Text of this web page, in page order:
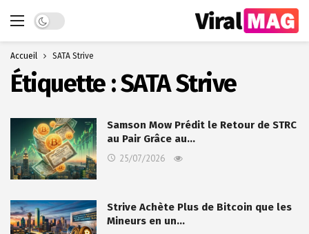
Dark mode
Accueil SATA Strive
Étiquette :SATA Strive
Samson Mow Prédit le Retour de STRC
au Pair Grâce au…
25/07/2026
Strive Achète Plus de Bitcoin que les
Mineurs en un…